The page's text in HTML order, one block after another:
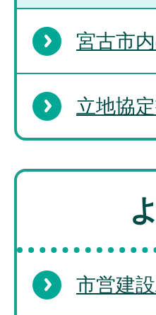
宮古市
立地協
市営建